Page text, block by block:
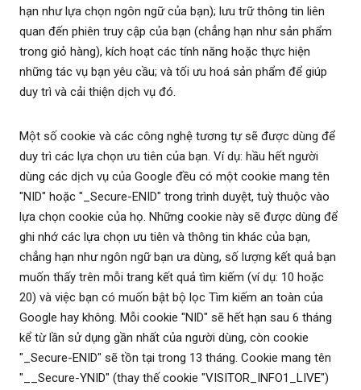
hạn như lựa chọn ngôn ngữ của bạn); lưu trữ thông tin liên
quan đến phiên truy cập của bạn (chẳng hạn như sản phẩm
trong giỏ hàng), kích hoạt các tính năng hoặc thực hiện
những tác vụ bạn yêu cầu; và tối ưu hoá sản phẩm để giúp
duy trì và cải thiện dịch vụ đó.
Một số cookie và các công nghệ tương tự sẽ được dùng để
duy trì các lựa chọn ưu tiên của bạn. Ví dụ: hầu hết người
dùng các dịch vụ của Google đều có một cookie mang tên
"NID" hoặc "_Secure-ENID" trong trình duyệt, tuỳ thuộc vào
lựa chọn cookie của họ. Những cookie này sẽ được dùng để
ghi nhớ các lựa chọn ưu tiên và thông tin khác của bạn,
chẳng hạn như ngôn ngữ bạn ưa dùng, số lượng kết quả bạn
muốn thấy trên mỗi trang kết quả tìm kiếm (ví dụ: 10 hoặc
20) và việc bạn có muốn bật bộ lọc Tìm kiếm an toàn của
Google hay không. Mỗi cookie "NID" sẽ hết hạn sau 6 tháng
kể từ lần sử dụng gần nhất của người dùng, còn cookie
"_Secure-ENID" sẽ tồn tại trong 13 tháng. Cookie mang tên
"__Secure-YNID" (thay thế cookie "VISITOR_INFO1_LIVE")